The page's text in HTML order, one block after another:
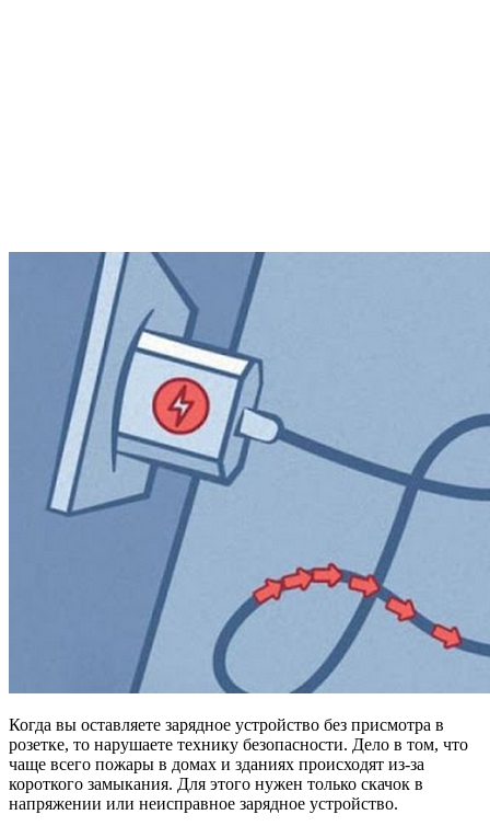
Когда вы оставляете зарядное устройство без присмотра в
розетке, то нарушаете технику безопасности. Дело в том, что
чаще всего пожары в домах и зданиях происходят из-за
короткого замыкания. Для этого нужен только скачок в
напряжении или неисправное зарядное устройство.